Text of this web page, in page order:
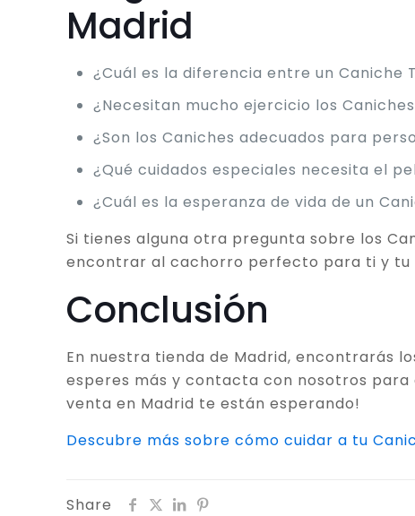
Madrid
¿Cuál es la diferencia entre un Caniche
¿Necesitan mucho ejercicio los
¿Son los Caniches adecuados para
¿Qué cuidados especiales necesita el
¿Cuál es la esperanza de vida de un
Si tienes alguna otra pregunta sobre los
encontrar al cachorro perfecto para ti y tu
Conclusión
En nuestra tienda de Madrid, encontrarás
esperes más y contacta con nosotros para
venta en Madrid te están esperando!
Descubre más sobre cómo cuidar a tu
Share